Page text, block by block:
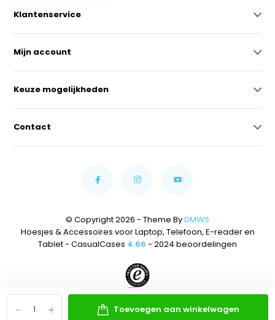
+
- Toevoegen aan winkelwagen
Klantenservice
Mijn account
Keuze mogelijkheden
Contact
© Copyright 2026 - Theme ByDMWS
Hoesjes & Accessoires voor Laptop, Telefoon, E-reader en
Tablet - CasualCases 4.66 - 2024 beoordelingen